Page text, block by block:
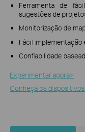
Ferramenta de
sugestões de
Monitorização de
Fácil implementação
Confiabilidade
Experimentar agora>​
Conheça os